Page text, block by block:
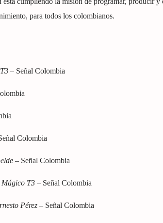
para todos los colombianos.
– Señal Colombia
Colombia
– Señal Colombia
T3– Señal Colombia
Pérez – Señal Colombia